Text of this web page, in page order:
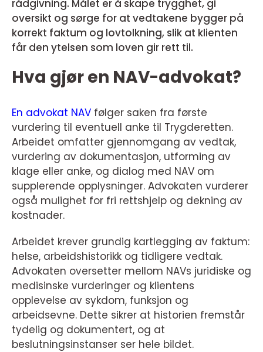
rådgivning. Målet er å skape trygghet, gi
oversikt og sørge for at vedtakene bygger på
korrekt faktum og lovtolkning, slik at klienten
får den ytelsen som loven gir rett til.
Hva gjør en NAV-advokat?
En advokat NAV følger saken fra første
vurdering til eventuell anke til Trygderetten.
Arbeidet omfatter gjennomgang av vedtak,
vurdering av dokumentasjon, utforming av
klage eller anke, og dialog med NAV om
supplerende opplysninger. Advokaten vurderer
også mulighet for fri rettshjelp og dekning av
kostnader.
Arbeidet krever grundig kartlegging av faktum:
helse, arbeidshistorikk og tidligere vedtak.
Advokaten oversetter mellom NAVs juridiske og
medisinske vurderinger og klientens
opplevelse av sykdom, funksjon og
arbeidsevne. Dette sikrer at historien fremstår
tydelig og dokumentert, og at
beslutningsinstanser ser hele bildet.